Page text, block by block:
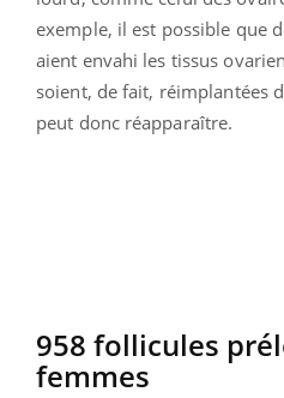
exemple, il est possible que
aient envahi les tissus
soient, de fait, réimplantées
peut donc réapparaître.
958 follicules
femmes